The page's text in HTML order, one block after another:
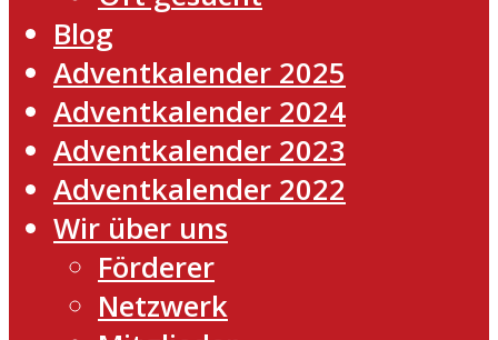
Blog
Adventkalender 2025
Adventkalender 2024
Adventkalender 2023
Adventkalender 2022
Wir über uns
Förderer
Netzwerk